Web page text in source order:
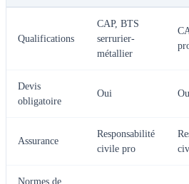
Qualifications
CAP, BTS
serrurier-
métallier
Devis
obligatoire
Oui
Assurance
Responsabilité
civile pro
Normes de